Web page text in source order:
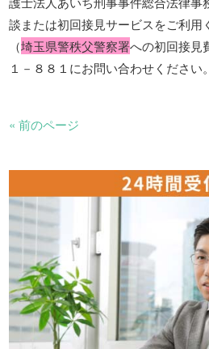
談または初回接見サービスをご利用
（埼玉県警秩父警察署への初回接見
１－８８１にお問い合わせください
« 前のページ